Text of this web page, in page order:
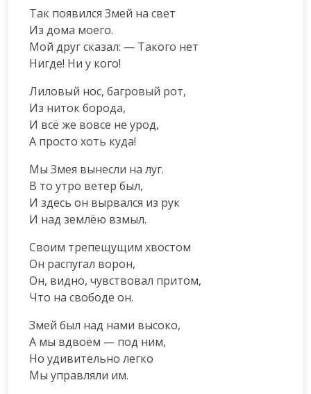
Так появился Змей на свет
Из дома моего.
Мой друг сказал: — Такого нет
Нигде! Ни у кого!
Лиловый нос, багровый рот,
Из ниток борода,
И всё же вовсе не урод,
А просто хоть куда!
Мы Змея вынесли на луг.
В то утро ветер был,
И здесь он вырвался из рук
И над землёю взмыл.
Своим трепещущим хвостом
Он распугал ворон,
Он, видно, чувствовал притом,
Что на свободе он.
Змей был над нами высоко,
А мы вдвоём — под ним,
Но удивительно легко
Мы управляли им.